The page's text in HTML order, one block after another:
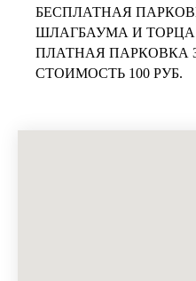
БЕСПЛАТНАЯ
ШЛАГБАУМА И ТОРЦА
ПЛАТНАЯ ПАРКОВКА
СТОИМОСТЬ 100 РУБ.